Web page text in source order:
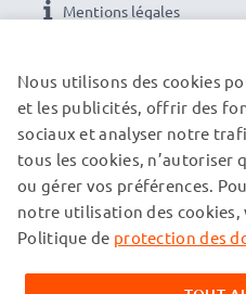
NOS OPTIONS DE
Mentions légales
NOS PARTENAIRES DE
© subtel.ch 2026
Veuillez noter que toutes les
Nous utilisons des cookies
et les publicités, offrir des
sociaux et analyser notre
tous les cookies, n’autoriser
ou gérer vos préférences.
notre utilisation des
Politique de protection des